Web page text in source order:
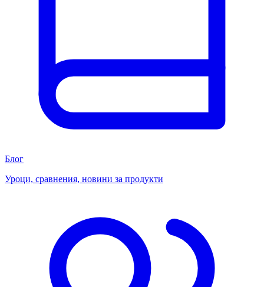
Блог
Уроци, сравнения, новини за продукти